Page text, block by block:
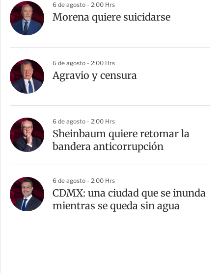
6 de agosto - 2:00 Hrs
Morena quiere suicidarse
6 de agosto - 2:00 Hrs
Agravio y censura
6 de agosto - 2:00 Hrs
Sheinbaum quiere retomar la
bandera anticorrupción
6 de agosto - 2:00 Hrs
CDMX: una ciudad que se inunda
mientras se queda sin agua